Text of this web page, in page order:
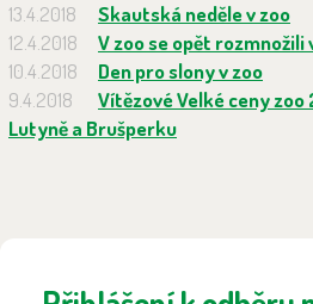
13.4.2018
Skautská neděle v zoo
12.4.2018
V zoo se opět rozmnožili
10.4.2018
Den pro slony v zoo
9.4.2018
Vítězové Velké ceny zoo
Lutyně a Brušperku